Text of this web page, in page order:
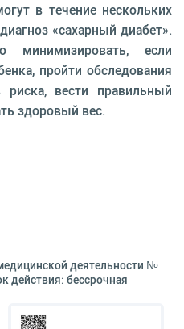
в течение нескольких
«сахарный диабет».
если
пройти обследования
вести правильный
здоровый вес.
деятельности №
действия: бессрочная